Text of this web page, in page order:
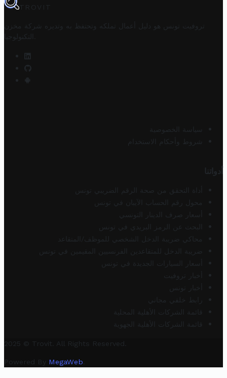
TROVIT
تروفيت تونس هو دليل أعمال تملكه وتحتفظ به وتديره
شركة مخزن
التكنولوجيا
سياسة الخصوصية
شروط وأحكام الاستخدام
أدواتنا
أداة التحقق من صحة الرقم الضريبي تونس
محول رقم الحساب الآيبان في تونس
أسعار صرف الدينار التونسي
البحث عن الرمز البريدي في تونس
محاكي ضريبة الدخل الشخصي للموظف/المتقاعد
ضريبة الدخل للمتقاعدين الفرنسيين المقيمين في تونس
أسعار السيارات الجديدة في تونس
أخبار تروفيت
أخبار تونس
رابط خلفي مجاني
قائمة الشركات الأهلية المحلية
قائمة الشركات الأهلية الجهوية
2025 © Trovit. All Rights Reserved.
Powered By MegaWeb